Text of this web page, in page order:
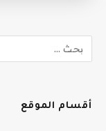
أقسام الموقع